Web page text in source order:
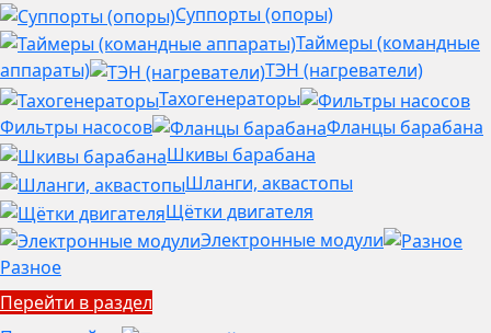
Суппорты (опоры)
Таймеры (командные
аппараты)
ТЭН (нагреватели)
Тахогенераторы
Фильтры насосов
Фланцы барабана
Шкивы барабана
Шланги, аквастопы
Щётки двигателя
Электронные модули
Разное
Перейти в раздел